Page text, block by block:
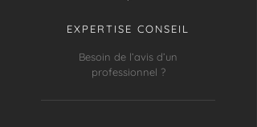
EXPERTISE CONSEIL
Besoin de l’avis d’un
professionnel ?